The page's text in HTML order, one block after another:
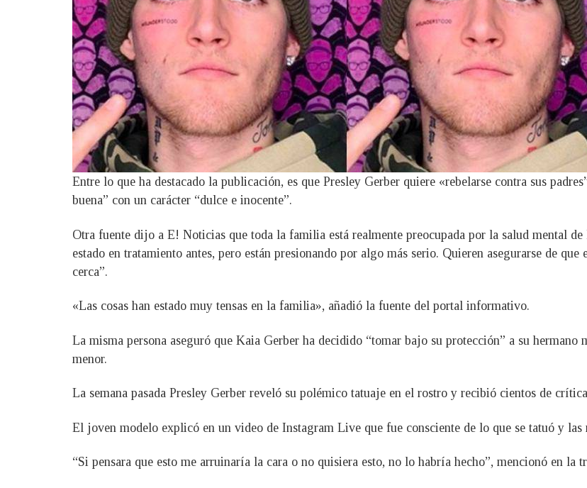
Entre lo que ha destacado la publicación, es que Presley Gerber quiere «rebelarse contra sus
buena” con un carácter “dulce e inocente”.
Otra fuente dijo a E! Noticias que toda la familia está realmente preocupada por la salud mental
estado en tratamiento antes, pero están presionando por algo más serio. Quieren asegurarse de
cerca”.
«Las cosas han estado muy tensas en la familia», añadió la fuente del portal informativo.
La misma persona aseguró que Kaia Gerber ha decidido “tomar bajo su protección” a su hermano
menor.
La semana pasada Presley Gerber reveló su polémico tatuaje en el rostro y recibió cientos de
El joven modelo explicó en un video de Instagram Live que fue consciente de lo que se tatuó y las
“Si pensara que esto me arruinaría la cara o no quisiera esto, no lo habría hecho”, mencionó en la